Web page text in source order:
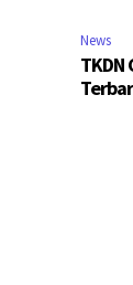
News
TKDN